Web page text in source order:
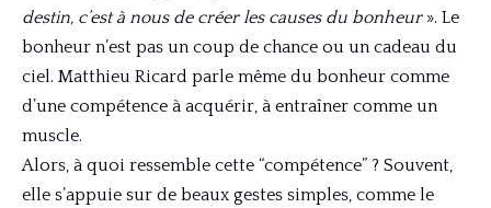
destin, c’est à nous de créer les causes du bonheur». Le
bonheur n’est pas un coup de chance ou un cadeau du
ciel. Matthieu Ricard parle même du bonheur comme
d’une compétence à acquérir, à entraîner comme un
muscle.
Alors, à quoi ressemble cette “compétence” ? Souvent,
elle s’appuie sur de beaux gestes simples, comme le